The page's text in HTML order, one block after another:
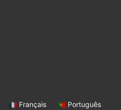
Français Português